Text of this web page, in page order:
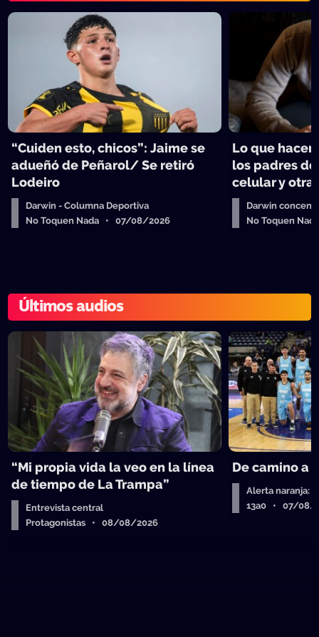
“Cuiden esto, chicos”: Jaime se
adueñó de Peñarol/ Se retiró
Lodeiro
Darwin - Columna Deportiva
No Toquen Nada • 07/08/2026
Lo que
los padres
celular y
Darwin
No Toquen
Últimos audios
“Mi propia vida la veo en la línea
de tiempo de La Trampa”
Entrevista central
Protagonistas • 08/08/2026
De camino a
Alerta naranja:
13a0 • 07/08/